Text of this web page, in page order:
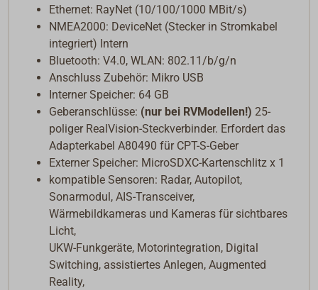
Ethernet: RayNet (10/100/1000 MBit/s)
NMEA2000: DeviceNet (Stecker in Stromkabel
integriert) Intern
Bluetooth: V4.0, WLAN: 802.11/b/g/n
Anschluss Zubehör: Mikro USB
Interner Speicher: 64 GB
Geberanschlüsse: (nur bei RVModellen!)25-
poliger RealVision-Steckverbinder. Erfordert das
Adapterkabel A80490 für CPT-S-Geber
Externer Speicher: MicroSDXC-Kartenschlitz x 1
kompatible Sensoren: Radar, Autopilot,
Sonarmodul, AIS-Transceiver,
Wärmebildkameras und Kameras für sichtbares
Licht,
UKW-Funkgeräte, Motorintegration, Digital
Switching, assistiertes Anlegen, Augmented
Reality,